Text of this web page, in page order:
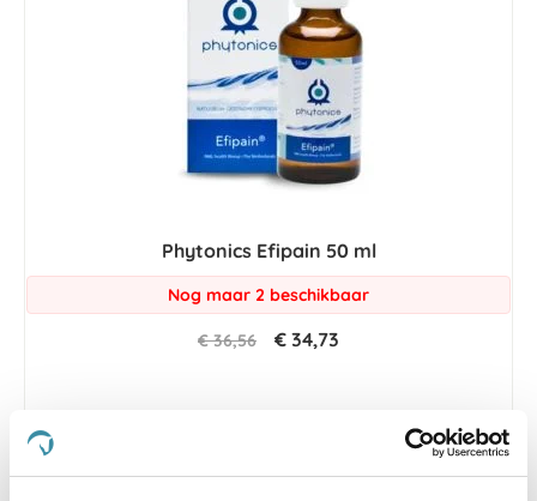
Phytonics Efipain 50 ml
Nog maar 2 beschikbaar
€ 36,56 € 34,73
-5 %